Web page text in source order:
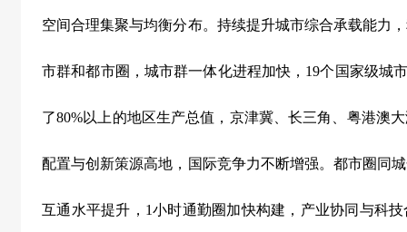
空间合理集聚与均衡分布。持续提升城市综合承载能力
市群和都市圈，城市群一体化进程加快， 19个国家级城
了80%以上的地区生产总值，京津冀、长三角、粤港澳
配置与创新策源高地，国际竞争力不断增强。都市圈同
互通水平提升， 1小时通勤圈加快构建，产业协同与科